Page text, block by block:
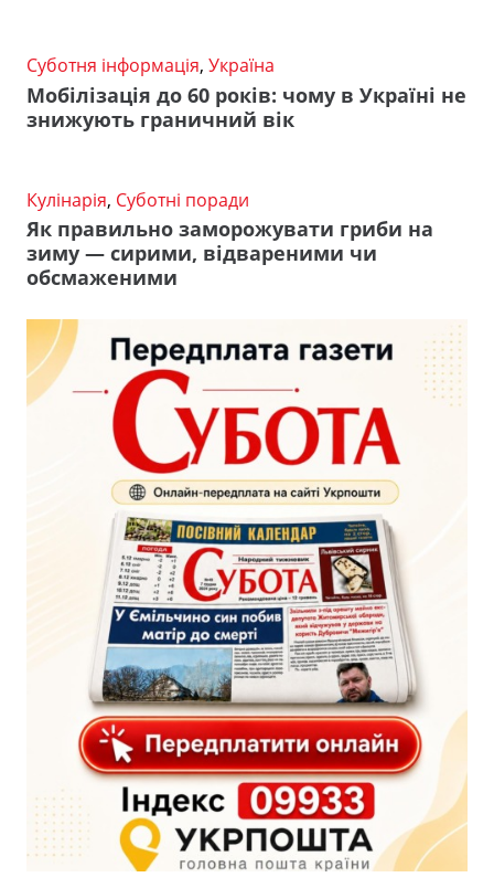
Суботня інформація, Україна
Мобілізація до 60 років: чому в Україні не
знижують граничний вік
Кулінарія, Суботні поради
Як правильно заморожувати гриби на
зиму — сирими, відвареними чи
обсмаженими